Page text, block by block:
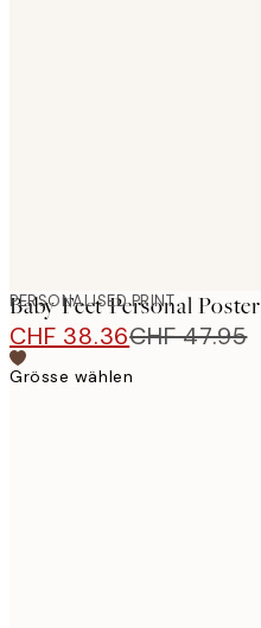
PERSONALISED PRINT
Baby Feet Personal Poster
CHF 38.36CHF 47.95
Grösse wählen